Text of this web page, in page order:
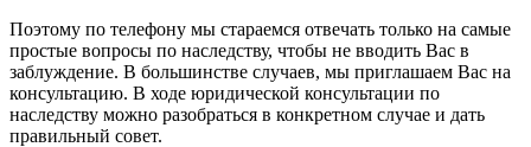
Поэтому по телефону мы стараемся отвечать только на самые
простые вопросы по наследству, чтобы не вводить Вас в
заблуждение. В большинстве случаев, мы приглашаем Вас на
консультацию. В ходе юридической консультации по
наследству можно разобраться в конкретном случае и дать
правильный совет.